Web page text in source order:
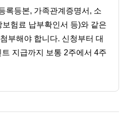
록등본, 가족관계증명서, 소
험료 납부확인서 등)와 같은
부해야 합니다. 신청부터 대
지급까지 보통 2주에서 4주